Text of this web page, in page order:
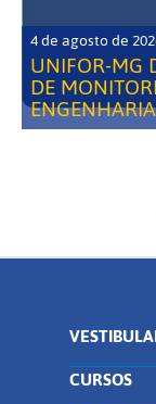
4 de agosto de
UNIFOR-MG
DE
CURSOS